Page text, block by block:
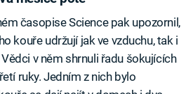
časopise Science pak upozornil,
kouře udržují jak ve vzduchu, tak i
v něm shrnuli řadu šokujících
ruky. Jedním z nich bylo